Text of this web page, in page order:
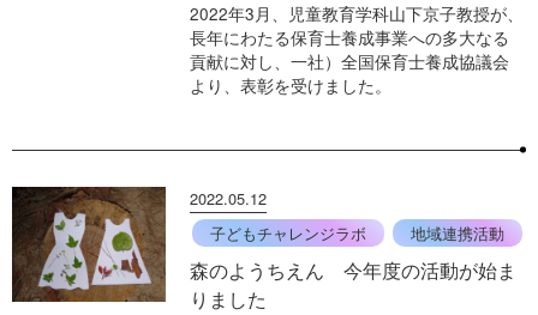
2022年3月、児童教育学科山下京子教授が、
長年にわたる保育士養成事業への多大なる
貢献に対し、一社）全国保育士養成協議会
より、表彰を受けました。
2022.05.12
子どもチャレンジラボ
地域連携活動
森のようちえん 今年度の活動が始ま
りました